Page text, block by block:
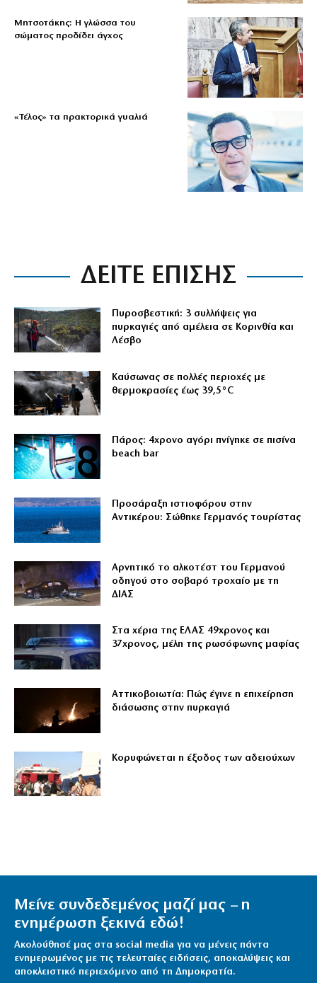
Μητσοτάκης: Η γλώσσα του
σώματος προδίδει άγχος
«Τέλος» τα πρακτορικά γυαλιά
ΔΕΙΤΕ ΕΠΙΣΗΣ
Πυροσβεστική: 3 συλλήψεις για
πυρκαγιές από αμέλεια σε Κορινθία και
Λέσβο
Καύσωνας σε πολλές περιοχές με
θερμοκρασίες έως 39,5°C
Πάρος: 4χρονο αγόρι πνίγηκε σε πισίνα
beach bar
Προσάραξη ιστιοφόρου στην
Αντικέρου: Σώθηκε Γερμανός τουρίστας
Αρνητικό το αλκοτέστ του Γερμανού
οδηγού στο σοβαρό τροχαίο με τη
ΔΙΑΣ
Στα χέρια της ΕΛΑΣ 49χρονος και
37χρονος, μέλη της ρωσόφωνης μαφίας
Αττικοβοιωτία: Πώς έγινε η επιχείρηση
διάσωσης στην πυρκαγιά
Κορυφώνεται η έξοδος των αδειούχων
Μείνε συνδεδεμένος μαζί μας – η
ενημέρωση ξεκινά εδώ!
Ακολούθησέ μας στα social media για να μένεις πάντα
ενημερωμένος με τις τελευταίες ειδήσεις, αποκαλύψεις και
αποκλειστικό περιεχόμενο από τη Δημοκρατία.